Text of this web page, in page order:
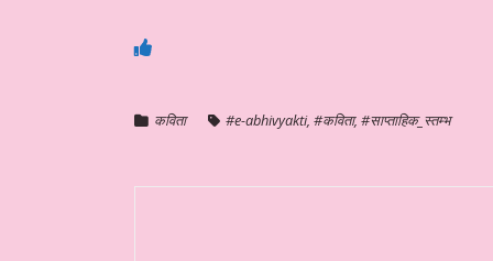
कविता #e-abhivyakti, #कविता, #साप्ताहिक_स्तम्भ